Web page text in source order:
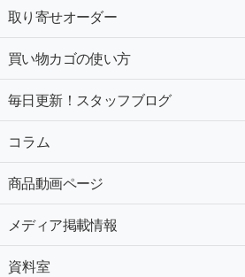
取り寄せオーダー
買い物カゴの使い方
毎日更新！スタッフブログ
コラム
商品動画ページ
メディア掲載情報
資料室